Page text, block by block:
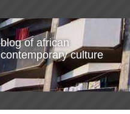
blog of african
contemporary culture